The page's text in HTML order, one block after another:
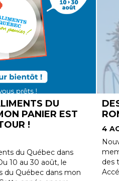
À LA
MEMBRES !
pour les
offre désormais
nos 24 000 membres.
4
Le